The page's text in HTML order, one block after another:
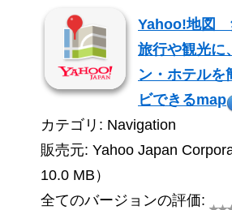
Yahoo!地図
旅行や観光に
ン・ホテルを
ビできるmap
カテゴリ: Navigation
販売元: Yahoo Japan
10.0 MB）
全てのバージョンの評価: